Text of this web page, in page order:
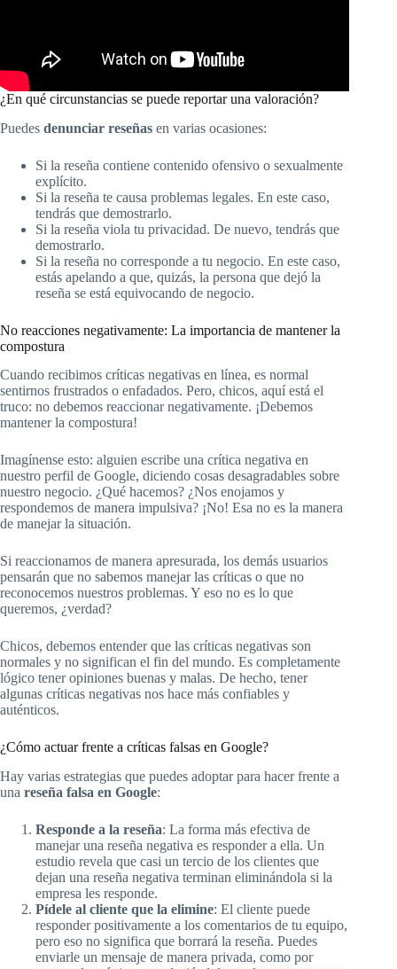
¿En qué circunstancias se puede reportar una valoración?
Puedes denunciar reseñas en varias ocasiones:
Si la reseña contiene contenido ofensivo o sexualmente
explícito.
Si la reseña te causa problemas legales. En este caso,
tendrás que demostrarlo.
Si la reseña viola tu privacidad. De nuevo, tendrás que
demostrarlo.
Si la reseña no corresponde a tu negocio. En este caso,
estás apelando a que, quizás, la persona que dejó la
reseña se está equivocando de negocio.
No reacciones negativamente: La importancia de mantener la
compostura
Cuando recibimos críticas negativas en línea, es normal
sentirnos frustrados o enfadados. Pero, chicos, aquí está el
truco: no debemos reaccionar negativamente. ¡Debemos
mantener la compostura!
Imagínense esto: alguien escribe una crítica negativa en
nuestro perfil de Google, diciendo cosas desagradables sobre
nuestro negocio. ¿Qué hacemos? ¿Nos enojamos y
respondemos de manera impulsiva? ¡No! Esa no es la manera
de manejar la situación.
Si reaccionamos de manera apresurada, los demás usuarios
pensarán que no sabemos manejar las críticas o que no
reconocemos nuestros problemas. Y eso no es lo que
queremos, ¿verdad?
Chicos, debemos entender que las críticas negativas son
normales y no significan el fin del mundo. Es completamente
lógico tener opiniones buenas y malas. De hecho, tener
algunas críticas negativas nos hace más confiables y
auténticos.
¿Cómo actuar frente a críticas falsas en Google?
Hay varias estrategias que puedes adoptar para hacer frente a
una reseña falsa en Google:
Responde a la reseña: La forma más efectiva de
manejar una reseña negativa es responder a ella. Un
estudio revela que casi un tercio de los clientes que
dejan una reseña negativa terminan eliminándola si la
empresa les responde.
Pídele al cliente que la elimine: El cliente puede
responder positivamente a los comentarios de tu equipo,
pero eso no significa que borrará la reseña. Puedes
enviarle un mensaje de manera privada, como por